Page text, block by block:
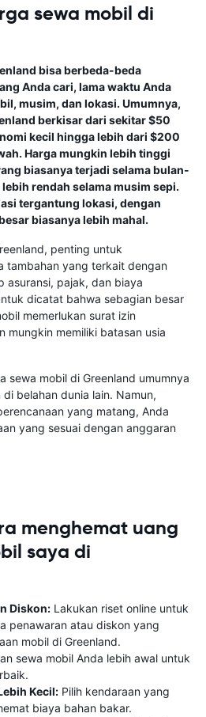
sewa mobil di
bisa berbeda-beda
Anda cari, lama waktu Anda
musim, dan lokasi. Umumnya,
berkisar dari sekitar $50
kecil hingga lebih dari $200
Harga mungkin lebih tinggi
biasanya terjadi selama bulan-
rendah selama musim sepi.
tergantung lokasi, dengan
biasanya lebih mahal.
penting untuk
tambahan yang terkait dengan
asuransi, pajak, dan biaya
dicatat bahwa sebagian besar
memerlukan surat izin
mungkin memiliki batasan usia
sewa mobil di Greenland umumnya
belahan dunia lain. Namun,
yang matang, Anda
yang sesuai dengan anggaran
menghemat uang
saya di
Diskon: Lakukan riset online untuk
penawaran atau diskon yang
mobil di Greenland.
sewa mobil Anda lebih awal untuk
Kecil: Pilih kendaraan yang
biaya bahan bakar.